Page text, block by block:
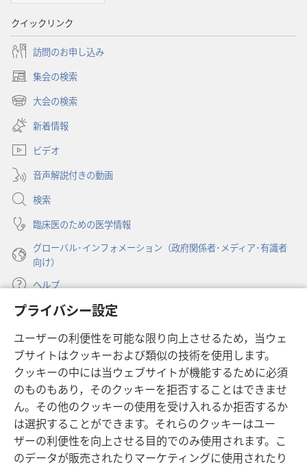
プライバシー設定
ユーザーの利便性を可能な限り向上させるため，当ウェ
ブサイトはクッキーおよび類似の技術を使用します。
クッキーの中には当ウェブサイトが機能するために必須
のものもあり，そのクッキーを拒否することはできませ
ん。その他のクッキーの使用を受け入れるか拒否するか
は選択することができます。それらのクッキーはユー
ザーの利便性を向上させる目的でのみ使用されます。こ
のデータが販売されたりマーケティングに使用されたり
クイックリンク
訪問のお申し込み
集会の検索
（新
し
タ
で
開
く）
大会の検索
（新
し
い
タ
ブ
で
開
く）
新着情報
ビデオ
音声解説付きの動画
検索
臨床医のための医学情報
グローバル･インフォメーション（政府関係者･メディア･有識者
向け）
ヘルプ
寄付
し
い
タ
ブ
で
開
く）
ものみの塔 オンライン・ライブラリー
（新
し
い
タ
ブ
で
開
く）
JW Hub ®
（新
し
い
タ
ブ
JW Library ®
Watchtower Library®